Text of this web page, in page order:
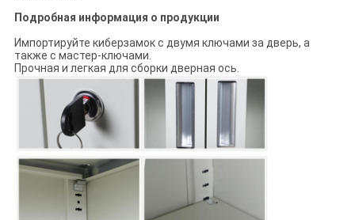
Подробная информация о продукции
Импортируйте киберзамок с двумя ключами за дверь, а
также с мастер-ключами.
Прочная и легкая для сборки дверная ось.